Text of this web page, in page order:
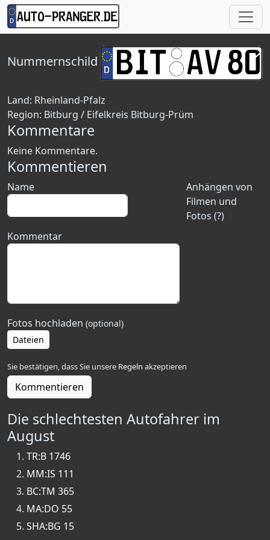
Nummernschild
Land: Rheinland-Pfalz
Region: Bitburg / Eifelkreis Bitburg-Prüm
Kommentare
Keine Kommentare.
Kommentieren
Anhängen von
Filmen und
Fotos (?)
Name
Kommentar
Fotos hochladen (optional)
Dateien
Sie bestätigen, dass Sie unsere Regeln akzeptieren
Kommentieren
Die schlechtesten Autofahrer im
August
TR:B 1746
MM:IS 111
BC:TM 365
MA:DO 55
SHA:BG 15